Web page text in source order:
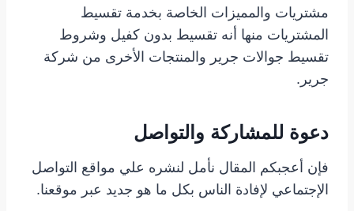
مشتريات والمميزات الخاصة بخدمة تقسيط
المشتريات منها أنه تقسيط بدون كفيل وشروط
تقسيط جوالات جرير والمنتجات الأخرى من شركة
جرير.
دعوة للمشاركة والتواصل
فإن أعجبكم المقال نأمل لنشره علي مواقع التواصل
الإجتماعي لإفادة الناس بكل ما هو جديد عبر موقعنا.